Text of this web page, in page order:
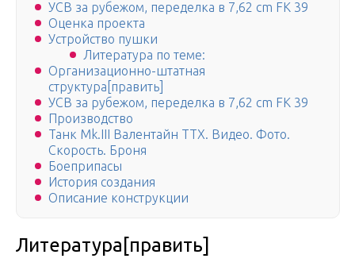
УСВ за рубежом, переделка в 7,62 cm FK 39
Оценка проекта
Устройство пушки
Литература по теме:
Организационно-штатная
структура[править]
УСВ за рубежом, переделка в 7,62 cm FK 39
Производство
Танк Mk.III Валентайн ТТХ. Видео. Фото.
Скорость. Броня
Боеприпасы
История создания
Описание конструкции
Литература[править]